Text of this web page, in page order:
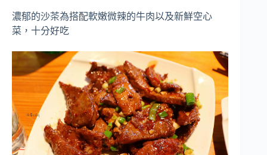
濃郁的沙茶為搭配軟嫩微辣的牛肉以及新鮮空心
菜，十分好吃